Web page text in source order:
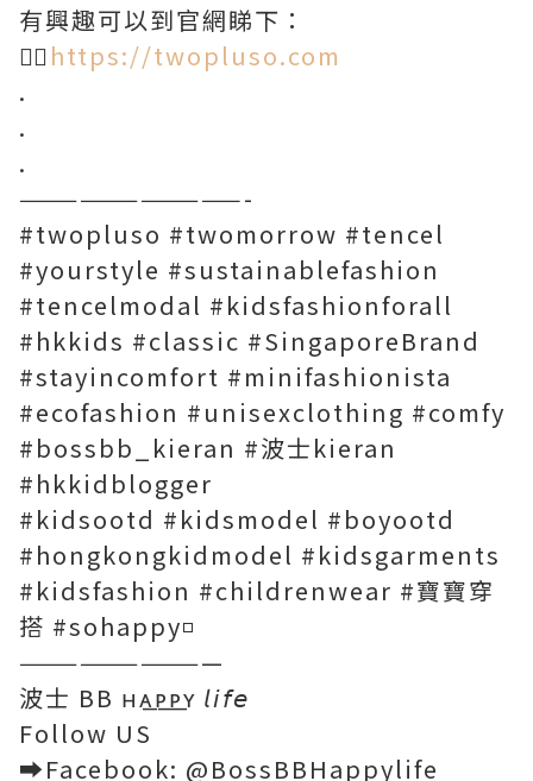
有興趣可以到官網睇下：
👉🏻 https://twopluso.com
.
.
.
———————————-
#twopluso #twomorrow #tencel
#yourstyle #sustainablefashion
#tencelmodal #kidsfashionforall
#hkkids #classic #SingaporeBrand
#stayincomfort #minifashionista
#ecofashion #unisexclothing #comfy
#bossbb_kieran #波士kieran
#hkkidblogger
#kidsootd #kidsmodel #boyootd
#hongkongkidmodel #kidsgarments
#kidsfashion #childrenwear #寶寶穿
搭 #sohappy◽️
——————————
波士 BB ʜᴀ͟ᴘ͟ᴘ͟ʏ 𝘭𝘪𝘧𝘦
Follow US
➡️Facebook: @BossBBHappylife